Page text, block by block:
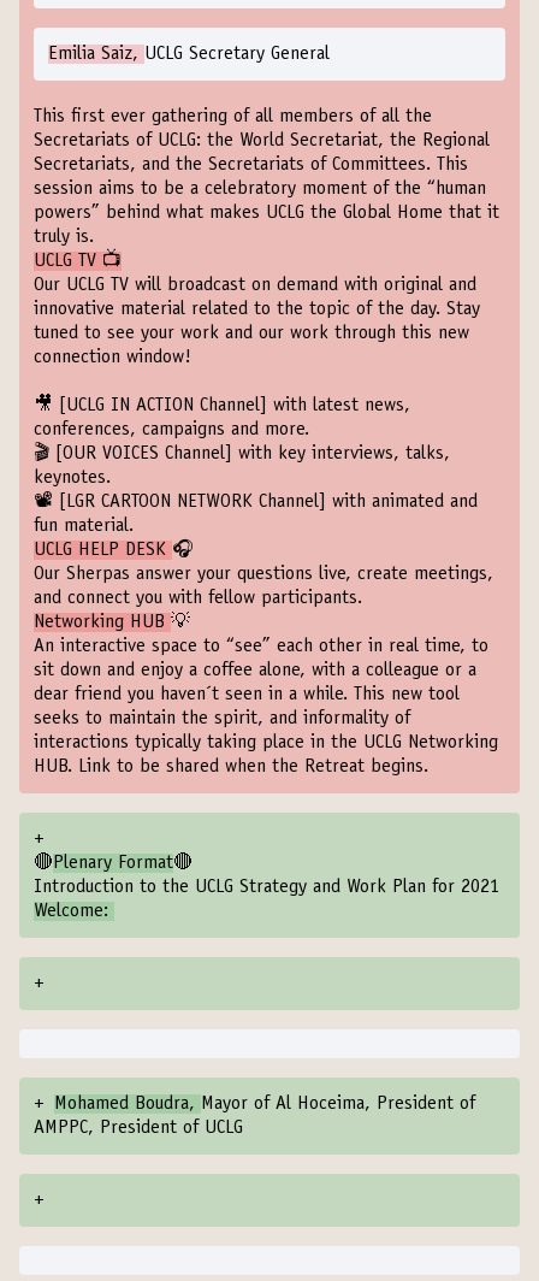
Emilia Saiz, UCLG Secretary General
This first ever gathering of all members of all the
Secretariats of UCLG: the World Secretariat, the Regional
Secretariats, and the Secretariats of Committees. This
session aims to be a celebratory moment of the “human
powers” behind what makes UCLG the Global Home that it
truly is.
UCLG TV 📺
Our UCLG TV will broadcast on demand with original and
innovative material related to the topic of the day. Stay
tuned to see your work and our work through this new
connection window!
🎥 [UCLG IN ACTION Channel]
with latest news,
conferences, campaigns and more.
🎬
[OUR VOICES Channel]
with key interviews, talks,
keynotes.
📽️
[LGR CARTOON NETWORK Channel] with animated and
fun material.
UCLG HELP DESK 🎧
Our Sherpas answer your questions live, create meetings,
and connect you with fellow participants.
Networking HUB 💡
An interactive space to “see” each other in real time, to
sit down and enjoy a coffee alone, with a colleague or a
dear friend you haven´t seen in a while. This new tool
seeks to maintain the spirit, and informality of
interactions typically taking place in the UCLG Networking
HUB. Link to be shared when the Retreat begins.
+
🔴 Plenary Format🔴
Introduction to the UCLG Strategy and Work Plan for 2021
Welcome:
+
+ Mohamed Boudra, Mayor of Al Hoceima, President of
AMPPC, President of UCLG
+